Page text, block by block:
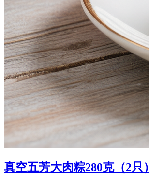
真空五芳大肉粽280克（2只）